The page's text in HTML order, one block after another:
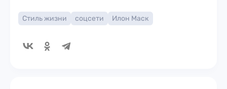
Стиль жизни соцсети Илон Маск